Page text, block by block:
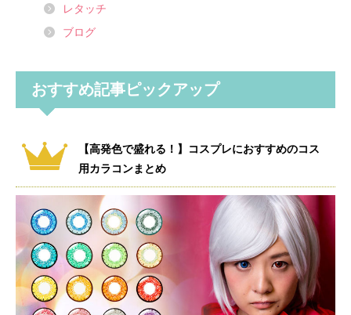
レタッチ
ブログ
おすすめ記事ピックアップ
【高発色で盛れる！】コスプレにおすすめのコス
用カラコンまとめ